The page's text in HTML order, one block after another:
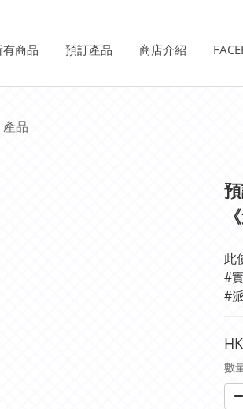
有商品 預訂產品 商店介紹
品
此
#
數